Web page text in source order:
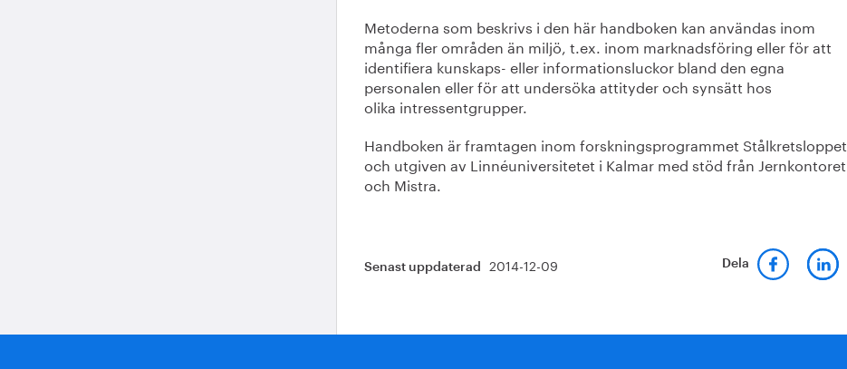
Metoderna som beskrivs i den här handboken kan användas inom
många fler områden än miljö, t.ex. inom marknadsföring eller för att
identifiera kunskaps- eller informationsluckor bland den egna
personalen eller för att undersöka attityder och synsätt hos
olika intressentgrupper.
Handboken är framtagen inom forskningsprogrammet Stålkretsloppet
och utgiven av Linnéuniversitetet i Kalmar med stöd från Jernkontoret
och Mistra.
Senast uppdaterad 2014-12-09 Dela